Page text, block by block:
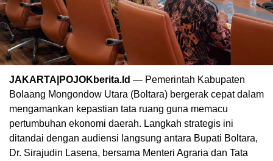
JAKARTA|POJOKberita.Id — Pemerintah Kabupaten
Bolaang Mongondow Utara (Boltara) bergerak cepat dalam
mengamankan kepastian tata ruang guna memacu
pertumbuhan ekonomi daerah. Langkah strategis ini
ditandai dengan audiensi langsung antara Bupati Boltara,
Dr. Sirajudin Lasena, bersama Menteri Agraria dan Tata